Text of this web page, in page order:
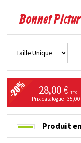
Bonnet
28,00 € TTC
Prix catalogue : 35,00
Produit